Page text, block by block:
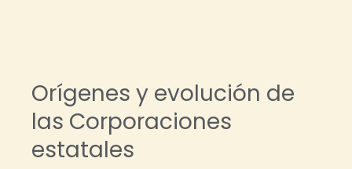
Orígenes y evolución de
las Corporaciones
estatales